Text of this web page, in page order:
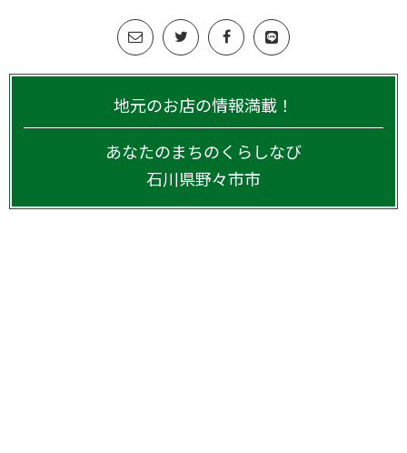
地元のお店の情報満載！
あなたのまちのくらしなび
石川県野々市市